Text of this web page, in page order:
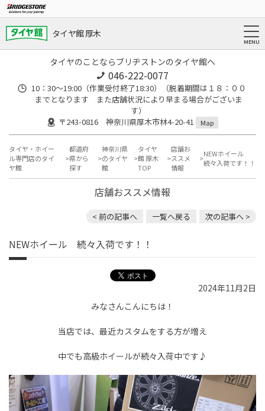
タイヤ館 厚木
タイヤのことならブリヂストンのタイヤ館へ
046-222-0077
10：30～19:00（作業受付終了18:30）（脱着期間は１８：００
までとなります また店舗状況により早まる場合がございま
す）
〒243-0816 神奈川県厚木市林4-20-41
Map
タイヤ・ホイー
ル専門店のタイ
ヤ館
都道府
県から
探す
神奈川県
のタイヤ
館
タイヤ
館 厚木
TOP
店舗お
ススメ
情報
NEWホイール
続々入荷です！！
店舗おススメ情報
< 前の記事へ 一覧へ戻る 次の記事へ >
NEWホイール 続々入荷です！！
2024年11月2日
みなさんこんにちは！
当店では、最近カスタムをする方が増え
中でも高級ホイールが続々入荷中です♪